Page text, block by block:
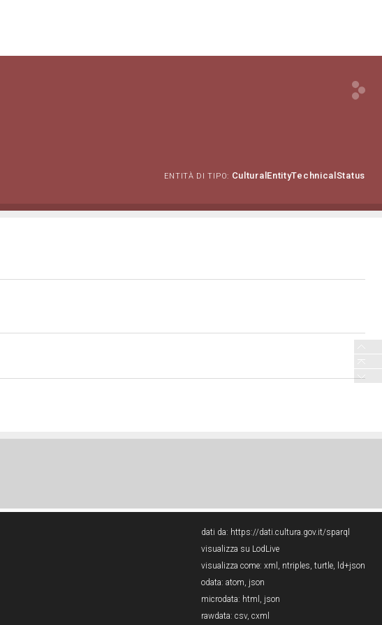
ENTITÀ DI TIPO: CulturalEntityTechnicalStatus
dati da: https://dati.cultura.gov.it/sparql
visualizza su LodLive
visualizza come: xml , ntriples, turtle, ld+json
odata: atom, json
microdata: html , json
rawdata: csv, cxml